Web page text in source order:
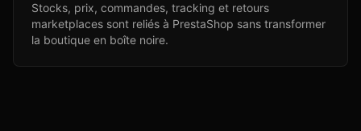
Stocks, prix, commandes, tracking et retours
marketplaces sont reliés à PrestaShop sans transformer
la boutique en boîte noire.